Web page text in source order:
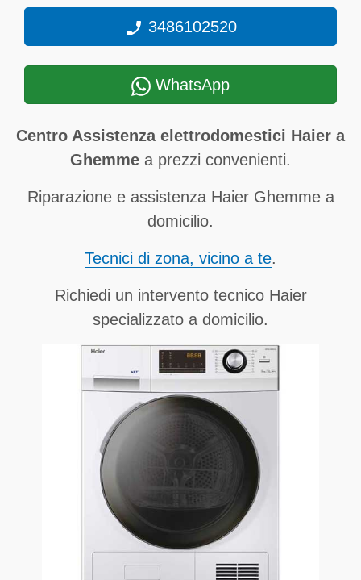
3486102520
WhatsApp
Centro Assistenza elettrodomestici Haier a
Ghemme a prezzi convenienti.
Riparazione e assistenza Haier Ghemme a
domicilio.
Tecnici di zona, vicino a te.
Richiedi un intervento tecnico Haier
specializzato a domicilio.